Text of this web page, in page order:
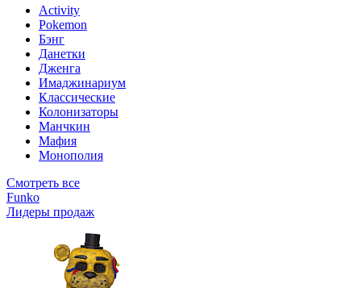
Activity
Pokemon
Бэнг
Данетки
Дженга
Имаджинариум
Классические
Колонизаторы
Манчкин
Мафия
Монополия
Смотреть все
Funko
Лидеры продаж